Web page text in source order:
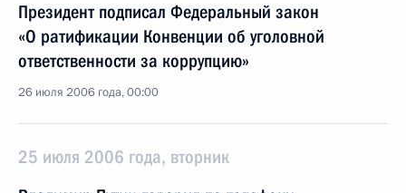
Президент подписал Федеральный закон
«О ратификации Конвенции об уголовной
ответственности за коррупцию»
26 июля 2006 года, 00:00
25 июля 2006 года, вторник